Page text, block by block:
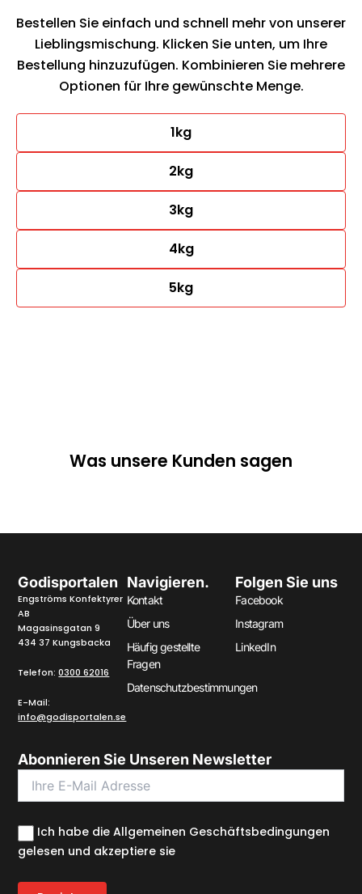
Bestellen Sie einfach und schnell mehr von unserer
Lieblingsmischung. Klicken Sie unten, um Ihre
Bestellung hinzuzufügen. Kombinieren Sie mehrere
Optionen für Ihre gewünschte Menge.
1kg
2kg
3kg
4kg
5kg
Was unsere Kunden sagen
Godisportalen
Engströms Konfektyrer
AB
Magasinsgatan 9
434 37 Kungsbacka
Telefon:0300 62016
E-Mail:
info@godisportalen.se
Navigieren.
Kontakt
Über uns
Häufig gestellte
Fragen
Datenschutzbestimmungen
Folgen Sie uns
Facebook
Instagram
LinkedIn
Abonnieren Sie Unseren Newsletter
Ich habe die Allgemeinen Geschäftsbedingungen
gelesen und akzeptiere sie